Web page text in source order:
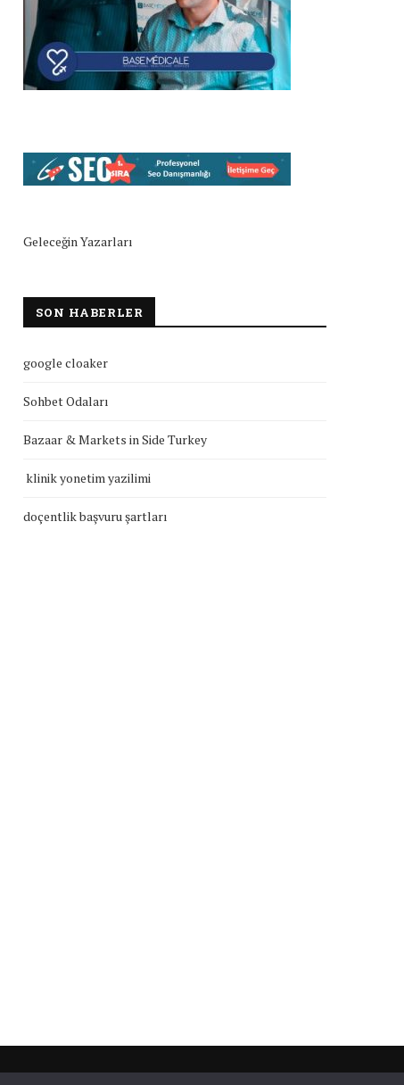
Geleceğin Yazarları
SON HABERLER
google cloaker
Sohbet Odaları
Bazaar & Markets in Side Turkey
klinik yonetim yazilimi
doçentlik başvuru şartları